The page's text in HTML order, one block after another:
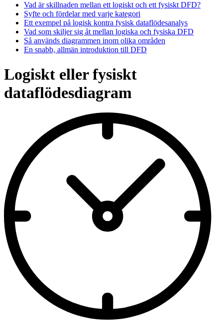
Vad är skillnaden mellan ett logiskt och ett fysiskt DFD?
Syfte och fördelar med varje kategori
Ett exempel på logisk kontra fysisk dataflödesanalys
Vad som skiljer sig åt mellan logiska och fysiska DFD
Så används diagrammen inom olika områden
En snabb, allmän introduktion till DFD
Logiskt eller fysiskt
dataflödesdiagram